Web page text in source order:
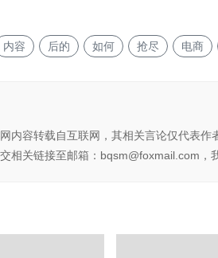
内容 后的 如何 抢尽 电商
网内容转载自互联网，其相关言论仅代表
相关链接至邮箱：bqsm@foxmail.com，